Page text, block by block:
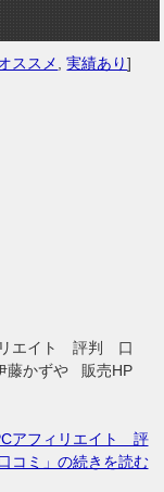
ススメ ,実績あり]
エイト 評判 口
かずや 販売HP
アフィリエイト 評
コミ」の続きを読む